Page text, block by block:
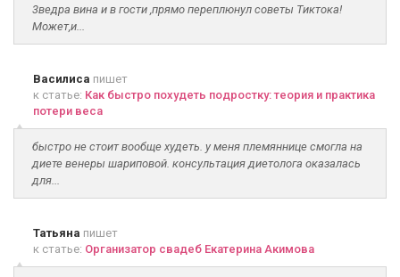
3ведра вина и в гости ,прямо переплюнул советы Тиктока!
Может,и...
Василиса пишет
к статье: Как быстро похудеть подростку: теория и практика
потери веса
быстро не стоит вообще худеть. у меня племяннице смогла на
диете венеры шариповой. консультация диетолога оказалась
для...
Татьяна пишет
к статье: Организатор свадеб Екатерина Акимова